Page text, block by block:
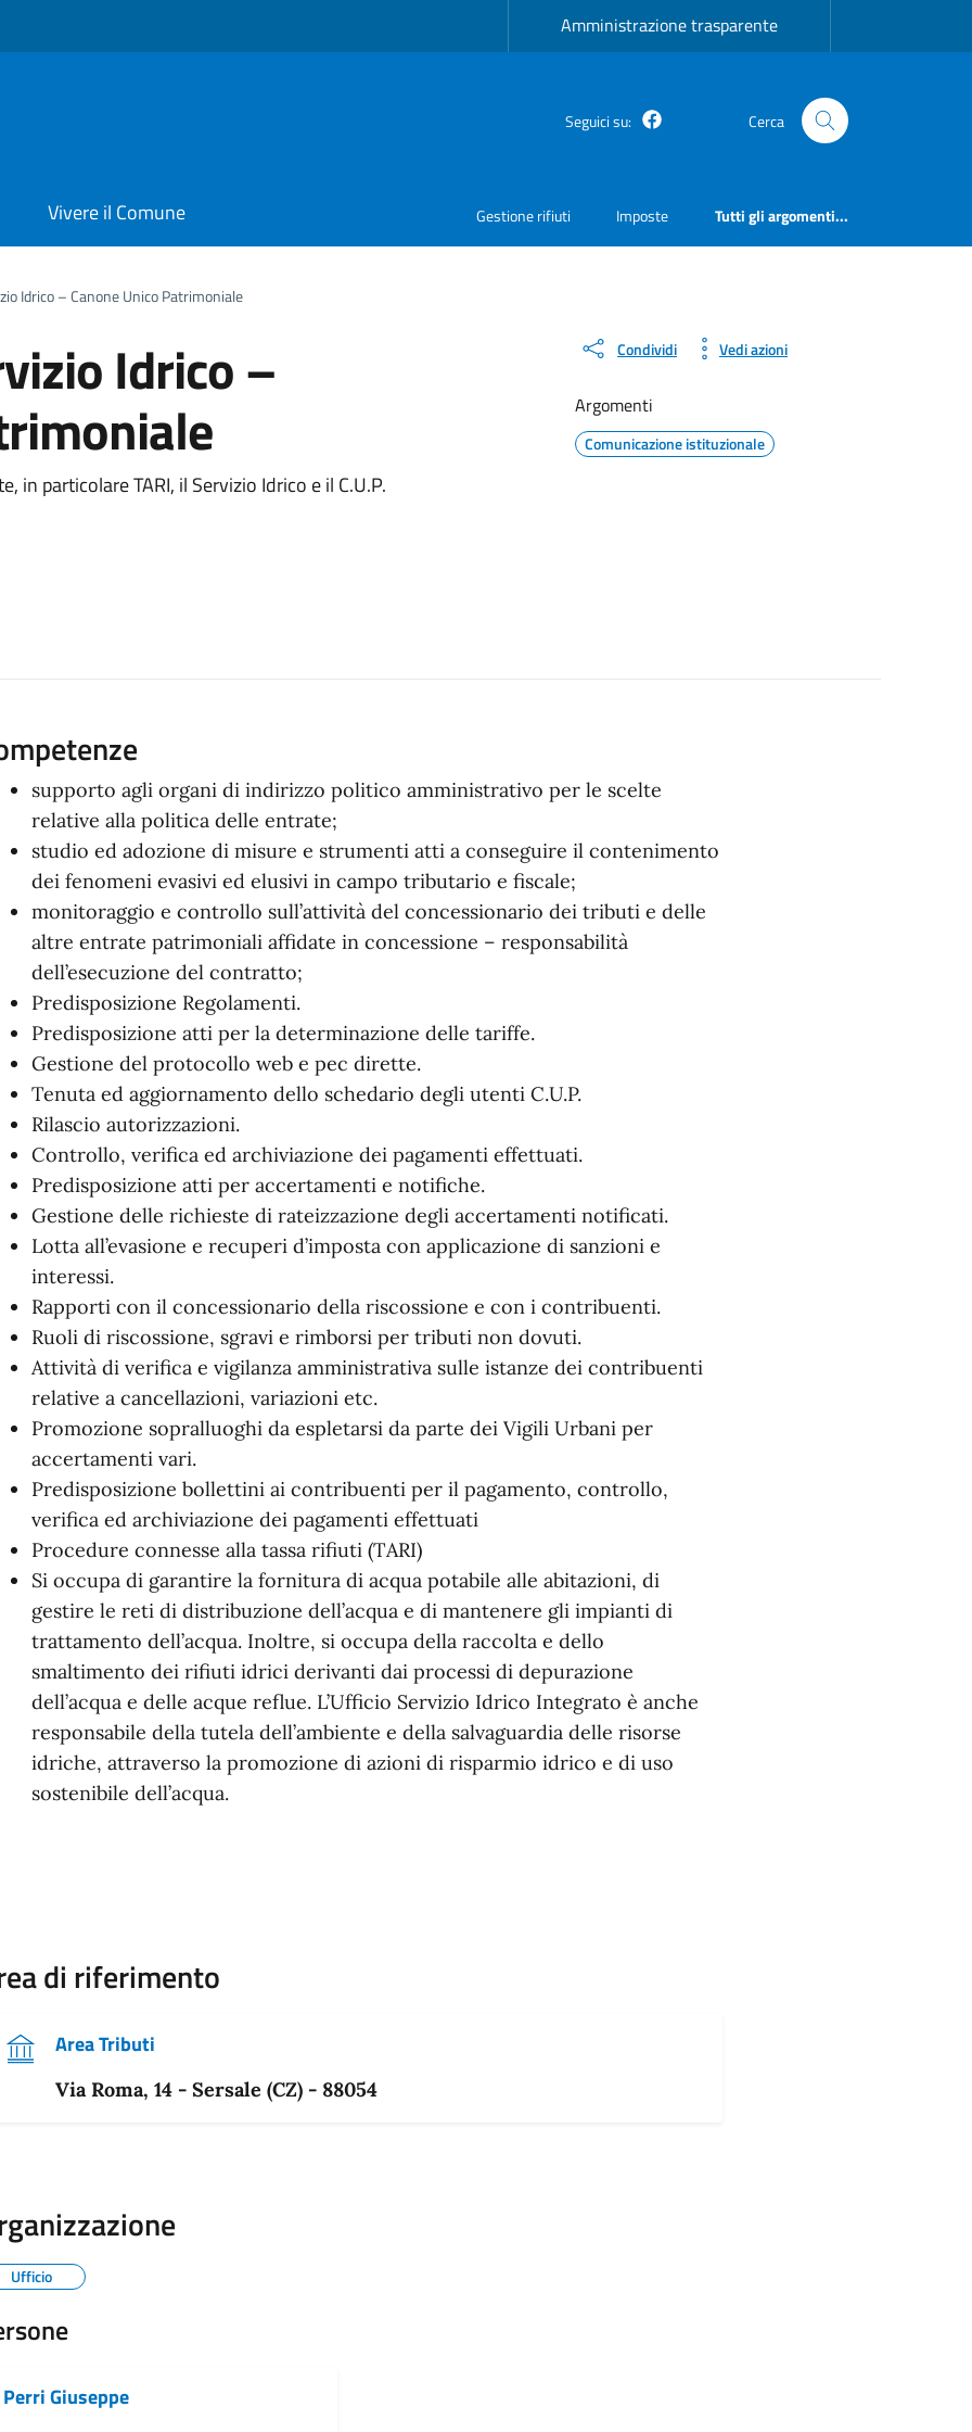
Amministrazione trasparente
Seguici su: Facebook Cerca
Vivere il Comune Gestione rifiuti Imposte Tutti gli argomenti...
Idrico – Canone Unico Patrimoniale
Idrico –
particolare TARI, il Servizio Idrico e il C.U.P.
Condividi Vedi azioni
Argomenti
Comunicazione istituzionale
supporto agli organi di indirizzo politico amministrativo per le scelte
relative alla politica delle entrate;
studio ed adozione di misure e strumenti atti a conseguire il contenimento
dei fenomeni evasivi ed elusivi in campo tributario e fiscale;
monitoraggio e controllo sull’attività del concessionario dei tributi e delle
altre entrate patrimoniali affidate in concessione – responsabilità
dell’esecuzione del contratto;
Predisposizione Regolamenti.
Predisposizione atti per la determinazione delle tariffe.
Gestione del protocollo web e pec dirette.
Tenuta ed aggiornamento dello schedario degli utenti C.U.P.
Rilascio autorizzazioni.
Controllo, verifica ed archiviazione dei pagamenti effettuati.
Predisposizione atti per accertamenti e notifiche.
Gestione delle richieste di rateizzazione degli accertamenti notificati.
Lotta all’evasione e recuperi d’imposta con applicazione di sanzioni e
interessi.
Rapporti con il concessionario della riscossione e con i contribuenti.
Ruoli di riscossione, sgravi e rimborsi per tributi non dovuti.
Attività di verifica e vigilanza amministrativa sulle istanze dei contribuenti
relative a cancellazioni, variazioni etc.
Promozione sopralluoghi da espletarsi da parte dei Vigili Urbani per
accertamenti vari.
Predisposizione bollettini ai contribuenti per il pagamento, controllo,
verifica ed archiviazione dei pagamenti effettuati
Procedure connesse alla tassa rifiuti (TARI)
Si occupa di garantire la fornitura di acqua potabile alle abitazioni, di
gestire le reti di distribuzione dell’acqua e di mantenere gli impianti di
trattamento dell’acqua. Inoltre, si occupa della raccolta e dello
smaltimento dei rifiuti idrici derivanti dai processi di depurazione
dell’acqua e delle acque reflue. L’Ufficio Servizio Idrico Integrato è anche
responsabile della tutela dell’ambiente e della salvaguardia delle risorse
idriche, attraverso la promozione di azioni di risparmio idrico e di uso
sostenibile dell’acqua.
di riferimento
Area Tributi
Via Roma, 14 - Sersale (CZ) - 88054
Ufficio
Perri Giuseppe